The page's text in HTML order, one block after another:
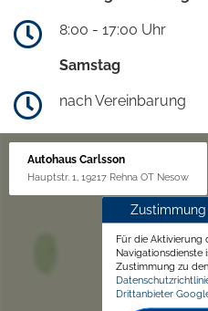
8:00 - 17:00 Uhr
Samstag
nach Vereinbarung
Autohaus Carlsson
Hauptstr. 1, 19217 Rehna OT Nesow
Für die Aktivierung
Navigationsdienste
Zustimmung zu den
Drittanbieter